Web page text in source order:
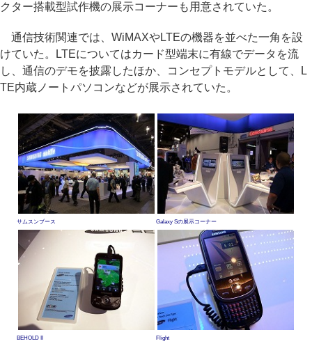
クター搭載型試作機の展示コーナーも用意されていた。
通信技術関連では、WiMAXやLTEの機器を並べた一角を設
けていた。LTEについてはカード型端末に有線でデータを流
し、通信のデモを披露したほか、コンセプトモデルとして、L
TE内蔵ノートパソコンなどが展示されていた。
サムスンブース Galaxy Sの展示コーナー
BEHOLD II Flight